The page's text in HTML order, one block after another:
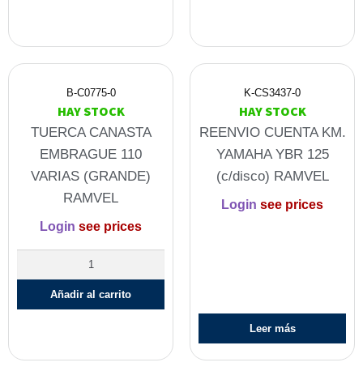
B-C0775-0
HAY STOCK
TUERCA CANASTA
EMBRAGUE 110
VARIAS (GRANDE)
RAMVEL
Login see prices
Añadir al carrito
K-CS3437-0
HAY STOCK
REENVIO CUENTA KM.
YAMAHA YBR 125
(c/disco) RAMVEL
Login see prices
Leer más